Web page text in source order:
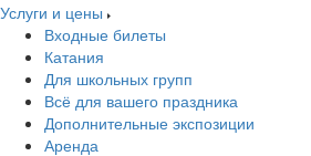
Услуги и цены
Входные билеты
Катания
Для школьных групп
Всё для вашего праздника
Дополнительные экспозиции
Аренда